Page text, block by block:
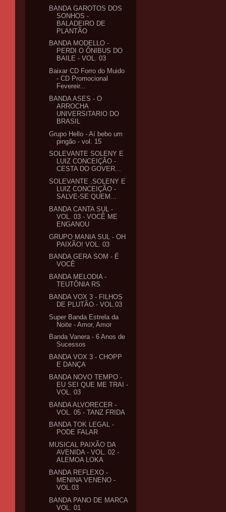
BANDA GAROTOS DOS
SONHOS -
BALADEIRO DE
PLANTÃO
BANDA MODELLO -
PERDI O ÔNIBUS DO
BAILE - VOL. 03
Baixar CD Forro do Muido
- CD Promocional
Fevereir...
BANDA ASES - O
ARROCHA
UNIVERSITARIO DO
BRASIL
Grupo Hello - Aí bebo um
pingão - vol. 15
SOLEVANTE SOLENY E
LUIZ CONCEIÇÃO -
CESTA DO GOVER...
SOLEVANTE ,SOLENY E
LUIZ CONCEIÇÃO -
SALVE-SE QUEM...
BANDA CANTA SUL -
VOL. 03 - VOCÊ ME
ENGANOU
GRUPO MANIA SUL - OH
PAIXÃO! VOL. 03
BANDA GERA SOM - É
VOCÊ
BANDA MELODIA -
TEUTÔNIA RS
BANDA VOX 3 - FILHOS
DE PLUTÃO - VOL.03
Super Banda Estrela da
Noite - Amor, Amor
Banda Vanera - 6 Anos de
Sucessos
BANDA VOX 3 - CHOPP
E DANÇA
BANDA NOVO TEMPO -
EU SEI QUE ME TRAI -
VOL. 03
BANDA ALVORECER -
VOL. 05 - TANZ FRIDA
BANDA TOK LEGAL -
PODE FALAR
MUSICAL PAIXÃO DA
AVENIDA - VOL. 02 -
ALEMOA LOKA
BANDA REFLEXO -
MENINA VENENO -
VOL.03
BANDA PANO DE MARCA
VOL. 01